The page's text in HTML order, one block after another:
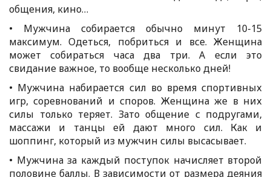
общения, кино…
• Мужчина собирается обычно минут 10-15
максимум. Одеться, побриться и все. Женщина
может собираться часа два три. А если это
свидание важное, то вообще несколько дней!
• Мужчина набирается сил во время спортивных
игр, соревнований и споров. Женщина же в них
силы только теряет. Зато общение с подругами,
массажи и танцы ей дают много сил. Как и
шоппинг, который из мужчин силы высасывает.
• Мужчина за каждый поступок начисляет второй
половине баллы. В зависимости от размера деяния